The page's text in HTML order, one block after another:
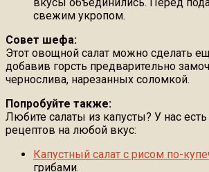
вкусы объединились. Перед
свежим укропом.
Совет шефа:
Этот овощной салат можно сделать
добавив горсть предварительно
чернослива, нарезанных соломкой.
Попробуйте также:
Любите салаты из капусты? У нас
рецептов на любой вкус:
Капустный салат с рисом по-
грибами.